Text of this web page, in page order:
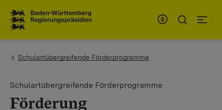
You are here:
Schulartübergreifende Förderprogramme
Schulartübergreifende Förderprogramme
Förderung